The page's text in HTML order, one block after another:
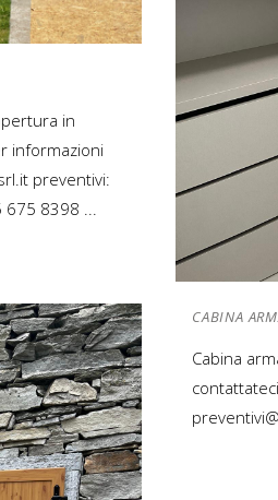
in
informazioni
preventivi:
8398 ...
CABINA
Cabina